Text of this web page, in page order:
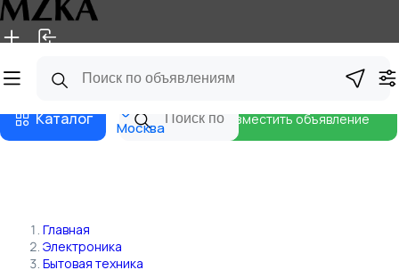
Главная Магазины
Каталог Москва
Разместить объявление
Главная
Электроника
Бытовая техника